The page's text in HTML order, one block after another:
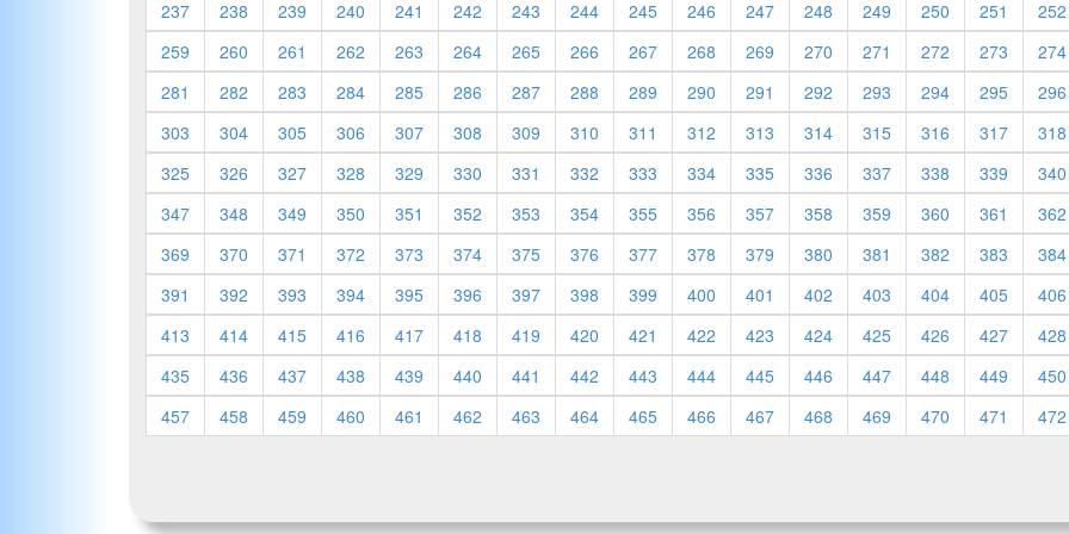
237 238 239 240 241 242 243 244 245 246 247 248 249 250 251
252
259
260 261 262 263 264 265 266 267 268 269 270 271 272 273
274
281
282 283 284 285 286 287 288 289 290 291 292 293 294 295
296
303
304 305 306 307 308 309 310 311 312 313 314 315 316 317
318
325
326 327 328 329 330 331 332 333 334 335 336 337 338 339
340
347
348 349 350 351 352 353 354 355 356 357 358 359 360 361
362
369
370 371 372 373 374 375 376 377 378 379 380 381 382 383
384
391
392 393 394 395 396 397 398 399 400 401 402 403 404 405
406
413
414 415 416 417 418 419 420 421 422 423 424 425 426 427
428
435
436 437 438 439 440 441 442 443 444 445 446 447 448 449
450
457
458 459 460 461 462 463 464 465 466 467 468 469 470 471 472